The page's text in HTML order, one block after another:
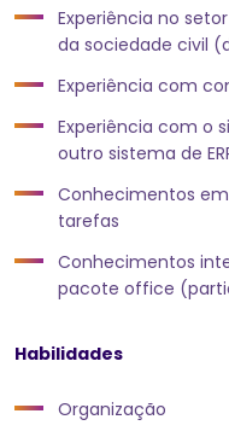
Experiência no
da sociedade civil
Experiência com
Experiência com o
outro sistema de
Conhecimentos
tarefas
Conhecimentos
pacote office
Habilidades
Organização